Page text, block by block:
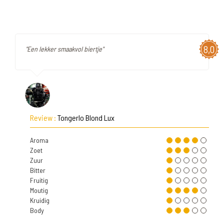
8,0
"Een lekker smaakvol biertje"
Review : Tongerlo Blond Lux
Aroma
Zoet
Zuur
Bitter
Fruitig
Moutig
Kruidig
Body